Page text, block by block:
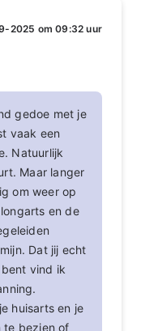
2025 om 09:32 uur
gedoe met je
vaak een
Natuurlijk
Maar langer
om weer op
en de
Dat jij echt
vind ik
huisarts en je
te bezien of